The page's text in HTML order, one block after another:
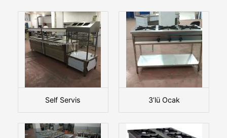
Self Servis 3’lü Ocak